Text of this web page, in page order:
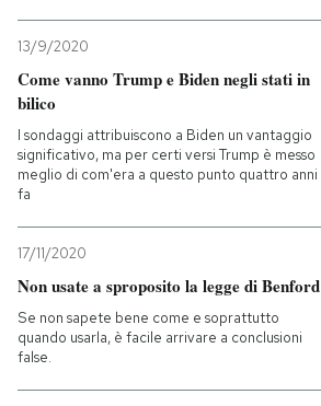
13/9/2020
Come vanno Trump e Biden negli stati in
bilico
I sondaggi attribuiscono a Biden un vantaggio
significativo, ma per certi versi Trump è messo
meglio di com'era a questo punto quattro anni
fa
17/11/2020
Non usate a sproposito la legge di Benford
Se non sapete bene come e soprattutto
quando usarla, è facile arrivare a conclusioni
false.